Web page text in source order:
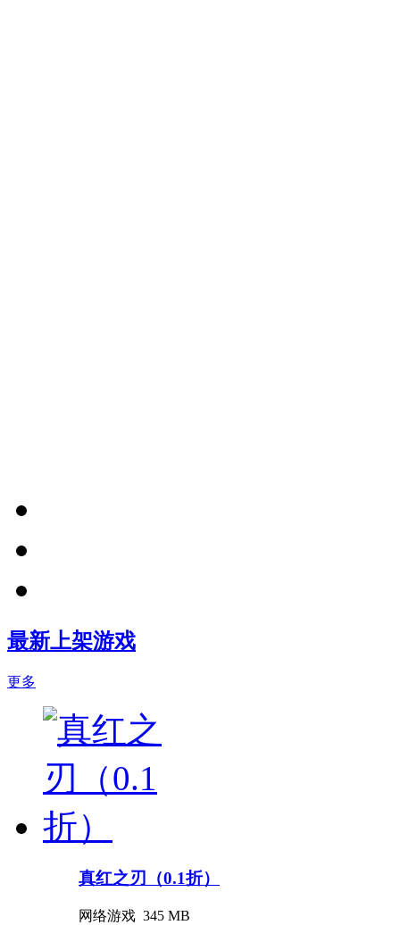
最新上架游戏
更多
真红之刃（0.1折）
网络游戏 345 MB